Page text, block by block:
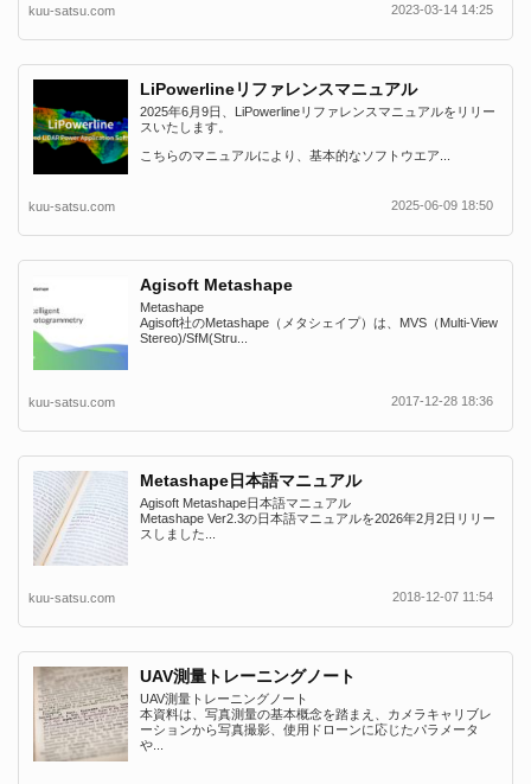
kuu-satsu.com 2023-03-14 14:25
LiPowerlineリファレンスマニュアル
2025年6月9日、LiPowerlineリファレンスマニュアルをリリー
スいたします。
こちらのマニュアルにより、基本的なソフトウエア...
kuu-satsu.com 2025-06-09 18:50
Agisoft Metashape
Metashape
Agisoft社のMetashape（メタシェイプ）は、MVS（Multi-View
Stereo)/SfM(Stru...
kuu-satsu.com 2017-12-28 18:36
Metashape日本語マニュアル
Agisoft Metashape日本語マニュアル
Metashape Ver2.3の日本語マニュアルを2026年2月2日リリー
スしました...
kuu-satsu.com 2018-12-07 11:54
UAV測量トレーニングノート
UAV測量トレーニングノート
本資料は、写真測量の基本概念を踏まえ、カメラキャリブレ
ーションから写真撮影、使用ドローンに応じたパラメータ
や...